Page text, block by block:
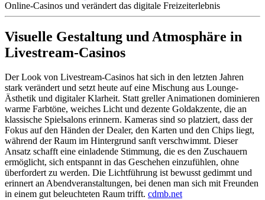
Online-Casinos und verändert das digitale Freizeiterlebnis
Visuelle Gestaltung und Atmosphäre in
Livestream-Casinos
Der Look von Livestream-Casinos hat sich in den letzten Jahren
stark verändert und setzt heute auf eine Mischung aus Lounge-
Ästhetik und digitaler Klarheit. Statt greller Animationen dominieren
warme Farbtöne, weiches Licht und dezente Goldakzente, die an
klassische Spielsalons erinnern. Kameras sind so platziert, dass der
Fokus auf den Händen der Dealer, den Karten und den Chips liegt,
während der Raum im Hintergrund sanft verschwimmt. Dieser
Ansatz schafft eine einladende Stimmung, die es den Zuschauern
ermöglicht, sich entspannt in das Geschehen einzufühlen, ohne
überfordert zu werden. Die Lichtführung ist bewusst gedimmt und
erinnert an Abendveranstaltungen, bei denen man sich mit Freunden
in einem gut beleuchteten Raum trifft. cdmb.net